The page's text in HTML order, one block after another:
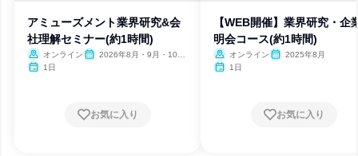
アミューズメント業界研究&会
社理解セミナー(約1時間)
オンライン
2026年8月・9月・10
1日
お気に入り
【WEB開催】業界研究・企
明会コース(約1時間)
オンライン
2025年8月
1日
お気に入り